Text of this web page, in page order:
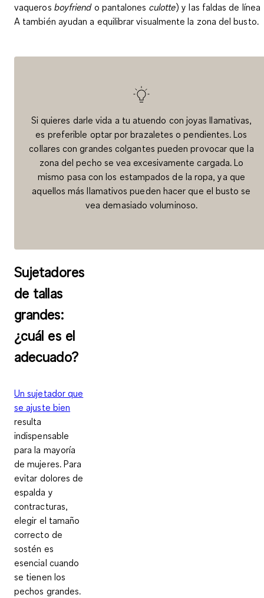
vaqueros boyfriendo pantalones culotte) y las faldas de línea
A también ayudan a equilibrar visualmente la zona del busto.
Si quieres darle vida a tu atuendo con joyas llamativas,
es preferible optar por brazaletes o pendientes. Los
collares con grandes colgantes pueden provocar que la
zona del pecho se vea excesivamente cargada. Lo
mismo pasa con los estampados de la ropa, ya que
aquellos más llamativos pueden hacer que el busto se
vea demasiado voluminoso.
Sujetadores
de tallas
grandes:
¿cuál es el
adecuado?
Un sujetador que
se ajuste bien
resulta
indispensable
para la mayoría
de mujeres. Para
evitar dolores de
espalda y
contracturas,
elegir el tamaño
correcto de
sostén es
esencial cuando
se tienen los
pechos grandes.